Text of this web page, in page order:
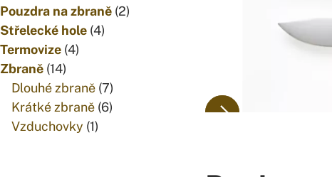
produktů
Pouzdra na zbraně 22
Střelecké hole 44
Termovize 44
Zbraně 1414
produktů
Dlouhé zbraně 77
produktů
Krátké zbraně 66
Vzduchovky 11